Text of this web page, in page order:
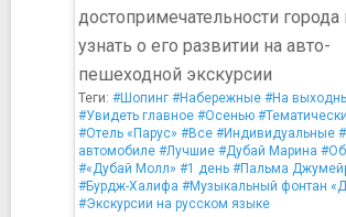
достопримечательности города
узнать о его развитии на авто-
пешеходной экскурсии
Теги: #Шопинг #Набережные #На
#Увидеть главное #Осенью
#Отель «Парус» #Все #Индивидуальные
автомобиле #Лучшие #Дубай Марина
#«Дубай Молл» #1 день #Пальма
#Бурдж-Халифа #Музыкальный фонтан
#Экскурсии на русском языке